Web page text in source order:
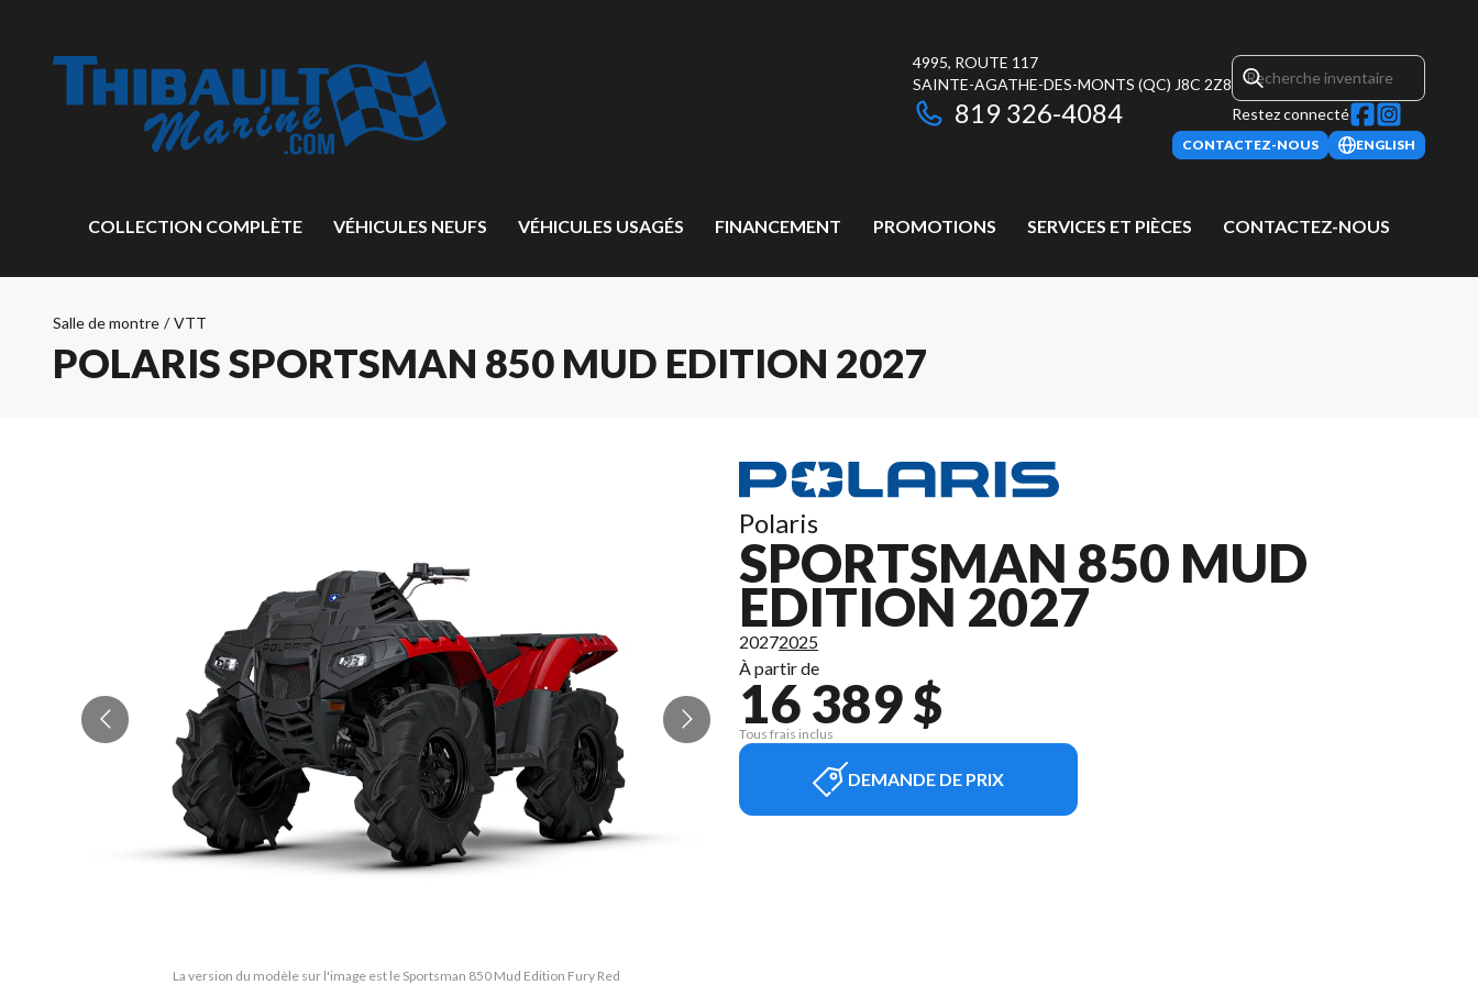
4995, ROUTE 117
SAINTE-AGATHE-DES-MONTS (QC) J8C 2Z8
819 326-4084 Restez connecté
CONTACTEZ-NOUS ENGLISH
COLLECTION COMPLÈTE VÉHICULES NEUFS VÉHICULES USAGÉS FINANCEMENT PROMOTIONS SERVICES ET PIÈCES CONTACTEZ-NOUS
Salle de montre / VTT
POLARIS SPORTSMAN 850 MUD EDITION 2027
La version du modèle sur l'image est le Sportsman 850 Mud Edition Fury Red
Polaris
SPORTSMAN 850 MUD
EDITION 2027
20272025
À partir de
16 389 $
Tous frais inclus
DEMANDE DE PRIX